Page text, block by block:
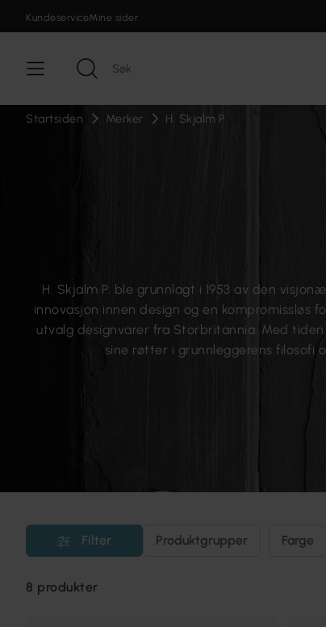
KundeserviceMine sider
Startsiden Merker H. Skjalm P
H. Skjalm P. ble grunnlagt i 1953 av den
innovasjon innen design og en
utvalg designvarer fra Storbritannia. Med
sine røtter i grunnleggerens filosofi
Filter Produktgrupper Farge
8 produkter